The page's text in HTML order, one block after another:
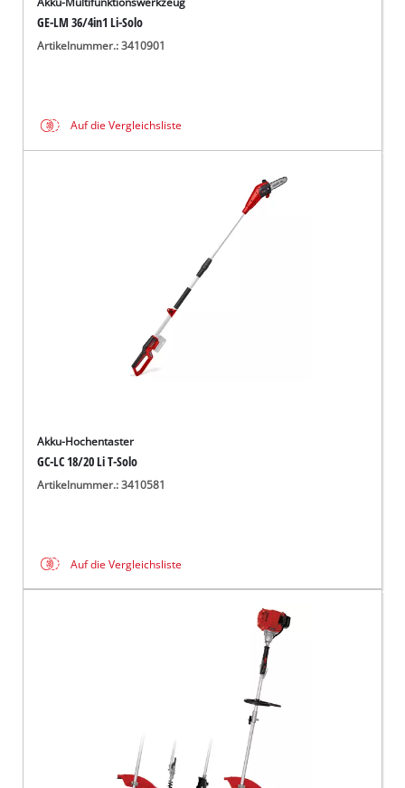
GE-LM 36/4in1 Li-Solo
Artikelnummer.: 3410901
Auf die Vergleichsliste
Akku-Hochentaster
GC-LC 18/20 Li T-Solo
Artikelnummer.: 3410581
Auf die Vergleichsliste